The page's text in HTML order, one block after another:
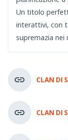
Un titolo
interattivi, con
supremazia
CLAN DI
CLAN DI